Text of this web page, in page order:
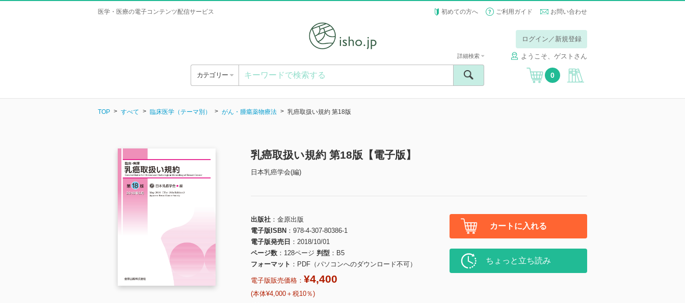
医学・医療の電子コンテンツ配信サービス 初めての方へ ご利用ガイド お問い合わせ
ログイン／新規登録
ようこそ、ゲストさん
カテゴリー
詳細検索
0
TOP すべて 臨床医学（テーマ別） がん・腫瘍薬物療法 乳癌取扱い規約 第18版
乳癌取扱い規約 第18版【電子版】
日本乳癌学会(編)
出版社
金原出版
電子版ISBN
978-4-307-80386-1
電子版発売日
2018/10/01
ページ数
128ページ 判型
B5
フォーマット
PDF（パソコンへのダウンロード不可）
電子版販売価格： ¥4,400
(本体¥4,000＋税10％)
カートに入れる
ちょっと立ち読み